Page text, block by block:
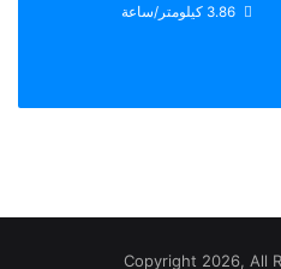
الرياح:3.86 كيلومتر/ساعة